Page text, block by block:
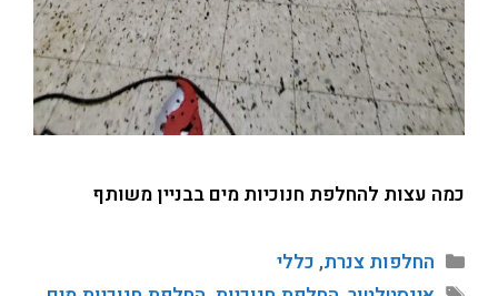
כמה עצות להחלפת חנוכיות מים בבניין משותף
החלפות צנרת, כללי